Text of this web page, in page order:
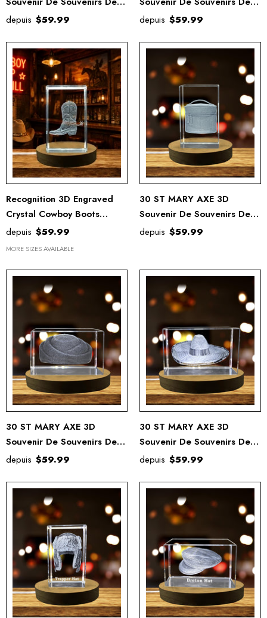
Cristal Gravé Gravé
depuis $59.99
Cristal Gravé Gravé
depuis $59.99
Recognition 3D Engraved
Crystal Cowboy Boots
Trophy Award - Premium
Handcrafted Leather
depuis $59.99
MORE SIZES AVAILABLE
30 ST MARY AXE 3D
Souvenir De Souvenirs De
Cristal Gravé Gravé
depuis $59.99
30 ST MARY AXE 3D
Souvenir De Souvenirs De
Cristal Gravé Gravé
depuis $59.99
30 ST MARY AXE 3D
Souvenir De Souvenirs De
Cristal Gravé Gravé
depuis $59.99